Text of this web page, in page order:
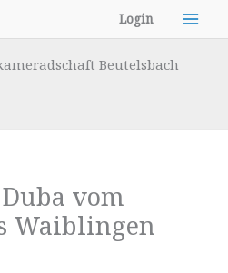
Login
Beutelsbach
vom
Waiblingen